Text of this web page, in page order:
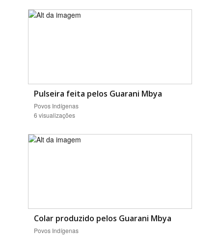
Pulseira feita pelos Guarani Mbya
Povos Indígenas
6 visualizações
Colar produzido pelos Guarani Mbya
Povos Indígenas